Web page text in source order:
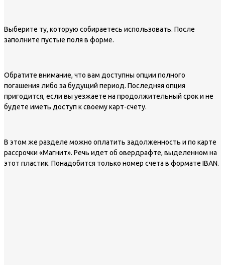
Выберите ту, которую собираетесь использовать. После
заполните пустые поля в форме.
Обратите внимание, что вам доступны опции полного
погашения либо за будущий период. Последняя опция
пригодится, если вы уезжаете на продолжительный срок и не
будете иметь доступ к своему карт-счету.
В этом же разделе можно оплатить задолженность и по карте
рассрочки «Магнит». Речь идет об овердрафте, выделенном на
этот пластик. Понадобится только номер счета в формате IBAN.